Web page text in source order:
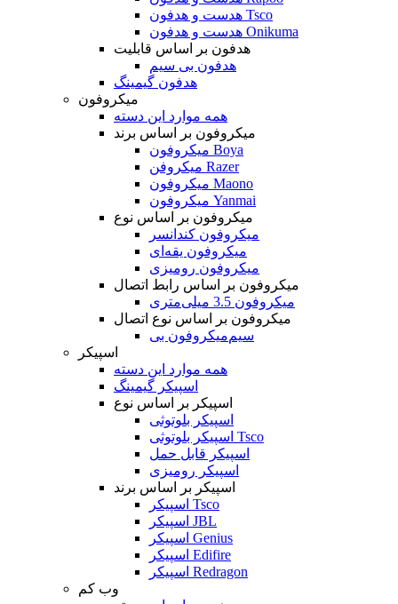
هدست و هدفون Tsco
هدست و هدفون Onikuma
هدفون بر اساس قابلیت
هدفون بی سیم
هدفون گیمینگ
میکروفون
همه موارد این دسته
میکروفون بر اساس برند
میکروفون Boya
میکروفن Razer
میکروفون Maono
میکروفون Yanmai
میکروفون بر اساس نوع
میکروفون کندانسر
میکروفون یقه‌ای
میکروفون رومیزی
میکروفون بر اساس رابط اتصال
میکروفون 3.5 میلی‌متری
میکروفون بر اساس نوع اتصال
میکروفون بی‌‎سیم
اسپیکر
همه موارد این دسته
اسپیکر گیمینگ
اسپیکر بر اساس نوع
اسپیکر بلوتوثی
اسپیکر بلوتوثی Tsco
اسپیکر قابل حمل
اسپیکر رومیزی
اسپیکر بر اساس برند
اسپیکر Tsco
اسپیکر JBL
اسپیکر Genius
اسپیکر Edifire
اسپیکر Redragon
وب کم